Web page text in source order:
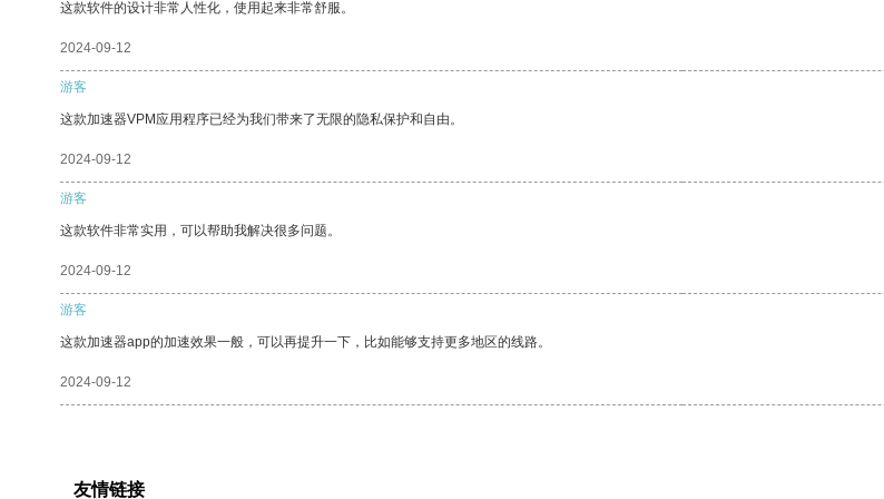
这款软件的设计非常人性化，使用起来非常舒服。
2024-09-12
游客
这款加速器VPM应用程序已经为我们带来了无限的隐私保护和自由。
2024-09-12
游客
这款软件非常实用，可以帮助我解决很多问题。
2024-09-12
游客
这款加速器app的加速效果一般，可以再提升一下，比如能够支持更多地区的线路。
2024-09-12
友情链接